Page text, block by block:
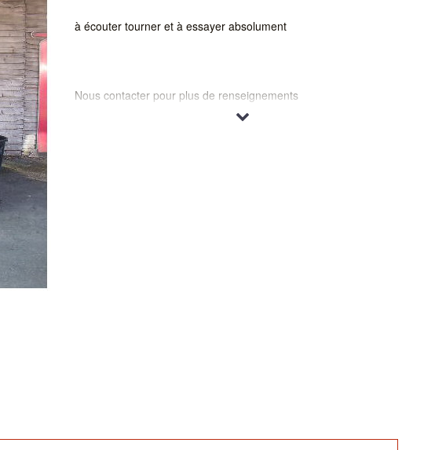
à écouter tourner et à essayer absolument
Nous contacter pour plus de renseignements